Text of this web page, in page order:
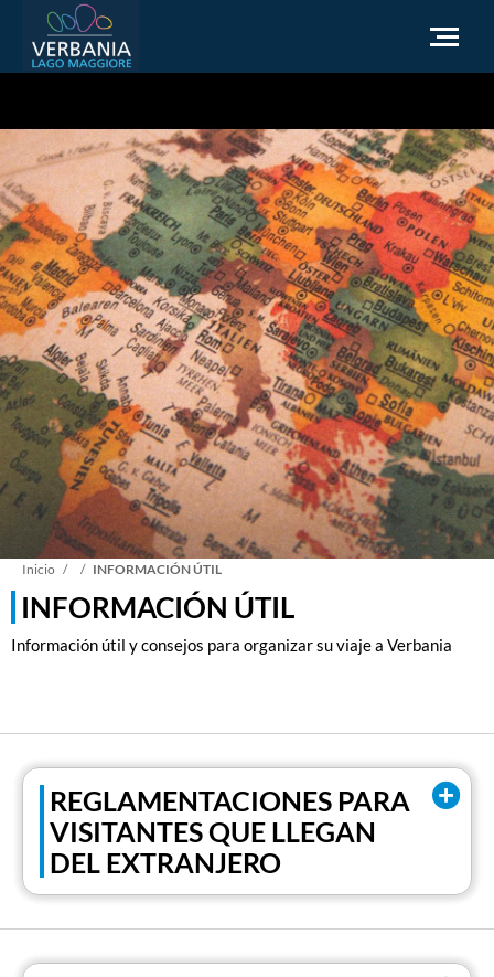
ES
Cómo llegar
Punto de información turística
El tiempo
Podemos ayudarte?
Ir al sitio web oficial
Sobrescribir
enlaces
ayuda
la
navegación
Inicio INFORMACIÓN ÚTIL
INFORMACIÓN ÚTIL
Información útil y consejos para organizar su viaje a Verbania
REGLAMENTACIONES PARA
VISITANTES QUE LLEGAN
DEL EXTRANJERO